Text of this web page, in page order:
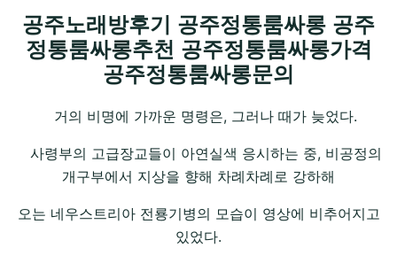
공주노래방후기 공주정통룸싸롱 공주
정통룸싸롱추천 공주정통룸싸롱가격
공주정통룸싸롱문의
거의 비명에 가까운 명령은, 그러나 때가 늦었다.
사령부의 고급장교들이 아연실색 응시하는 중, 비공정의
개구부에서 지상을 향해 차례차례로 강하해
오는 네우스트리아 전룡기병의 모습이 영상에 비추어지고
있었다.